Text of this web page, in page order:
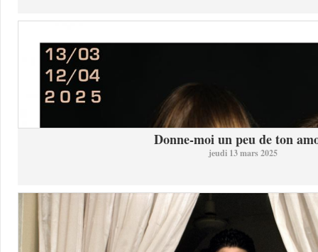
Donne-moi un peu de ton
jeudi 13 mars 2025